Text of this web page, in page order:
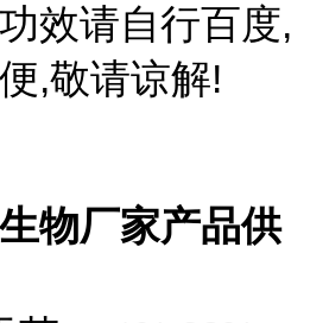
效请自行百度,
,敬请谅解!
物厂家产品供